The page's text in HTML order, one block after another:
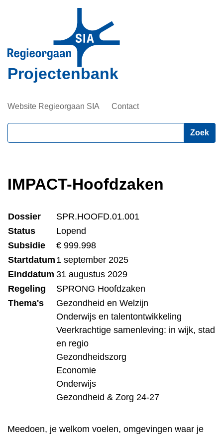
de
inhoud
gaan
Projectenbank
Website Regieorgaan SIA Contact
IMPACT-Hoofdzaken
Dossier
SPR.HOOFD.01.001
Status
Lopend
Subsidie
€ 999.998
Startdatum 1 september 2025
Einddatum 31 augustus 2029
Regeling
SPRONG Hoofdzaken
Thema's
Gezondheid en Welzijn
Onderwijs en talentontwikkeling
Veerkrachtige samenleving: in wijk, stad
en regio
Gezondheidszorg
Economie
Onderwijs
Gezondheid & Zorg 24-27
Meedoen, je welkom voelen, omgevingen waar je